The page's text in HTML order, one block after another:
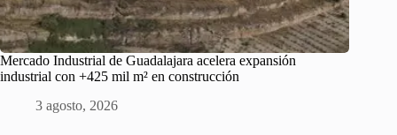
Mercado Industrial de Guadalajara acelera expansión
industrial con +425 mil m² en construcción
3 agosto, 2026